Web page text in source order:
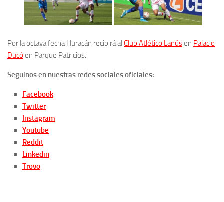
Por la octava fecha Huracán recibirá al Club Atlético Lanúsen Palacio
Ducó en Parque Patricios.
Seguinos en nuestras redes sociales oficiales:
Facebook
Twitter
Instagram
Youtube
Reddit
Linkedin
Trovo